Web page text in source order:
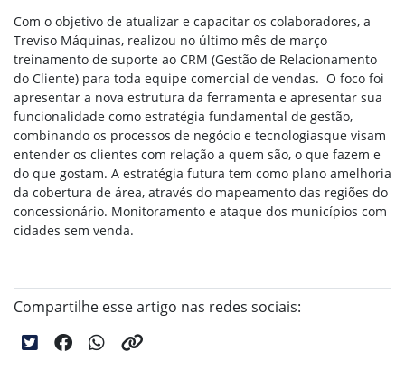
Com o objetivo de atualizar e capacitar os colaboradores, a
Treviso Máquinas, realizou no último mês de março
treinamento de suporte ao CRM (Gestão de Relacionamento
do Cliente) para toda equipe comercial de vendas. O foco foi
apresentar a nova estrutura da ferramenta e apresentar sua
funcionalidade como estratégia fundamental de gestão,
combinando os processos de negócio e tecnologiasque visam
entender os clientes com relação a quem são, o que fazem e
do que gostam. A estratégia futura tem como plano amelhoria
da cobertura de área, através do mapeamento das regiões do
concessionário. Monitoramento e ataque dos municípios com
cidades sem venda.
Compartilhe esse artigo nas redes sociais: